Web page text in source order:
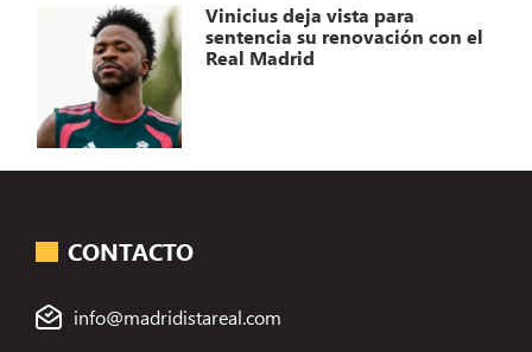
Vinicius deja vista para
sentencia su renovación con el
Real Madrid
CONTACTO
info@madridistareal.com